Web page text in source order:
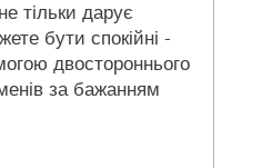
тільки дарує
бути спокійні -
двостороннього
за бажанням